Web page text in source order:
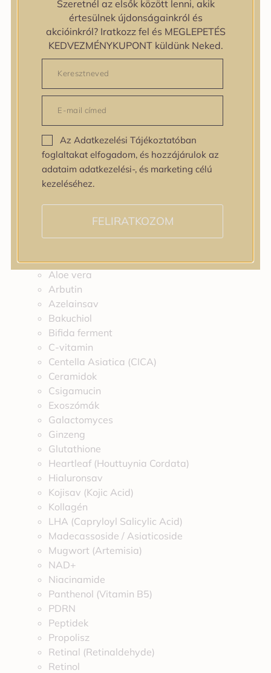
Egyenetlen bőrtextúra
Egyenetlen tónus
Érett bőr
Érzékeny bőr
Fakóság
Feszességvesztés
Pigmentfoltok
Problémás bőr
Ráncok
Sérült barrier
Tág pórusok
Speciális bőrápolás
Tini bőrápolás
Várandósság alatt is
Allantoin
Aloe vera
Arbutin
Azelainsav
Bakuchiol
Bifida ferment
C-vitamin
Centella Asiatica (CICA)
Ceramidok
Csigamucin
Exoszómák
Galactomyces
Ginzeng
Glutathione
Heartleaf (Houttuynia Cordata)
Hialuronsav
Kojisav (Kojic Acid)
Kollagén
LHA (Capryloyl Salicylic Acid)
Madecassoside / Asiaticoside
Mugwort (Artemisia)
NAD+
Niacinamide
Panthenol (Vitamin B5)
PDRN
Peptidek
Propolisz
Retinal (Retinaldehyde)
Retinol
Szeretnél az elsők között lenni, akik
értesülnek újdonságainkról és
akcióinkról? Iratkozz fel és MEGLEPETÉS
KEDVEZMÉNYKUPONT küldünk Neked.
Az Adatkezelési Tájékoztatóban
foglaltakat elfogadom, és hozzájárulok az
adataim adatkezelési-, és marketing célú
kezeléséhez.
FELIRATKOZOM